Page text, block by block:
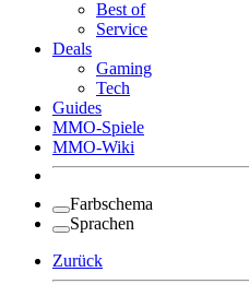
Best of
Service
Deals
Gaming
Tech
Guides
MMO-Spiele
MMO-Wiki
Farbschema
Sprachen
Zurück